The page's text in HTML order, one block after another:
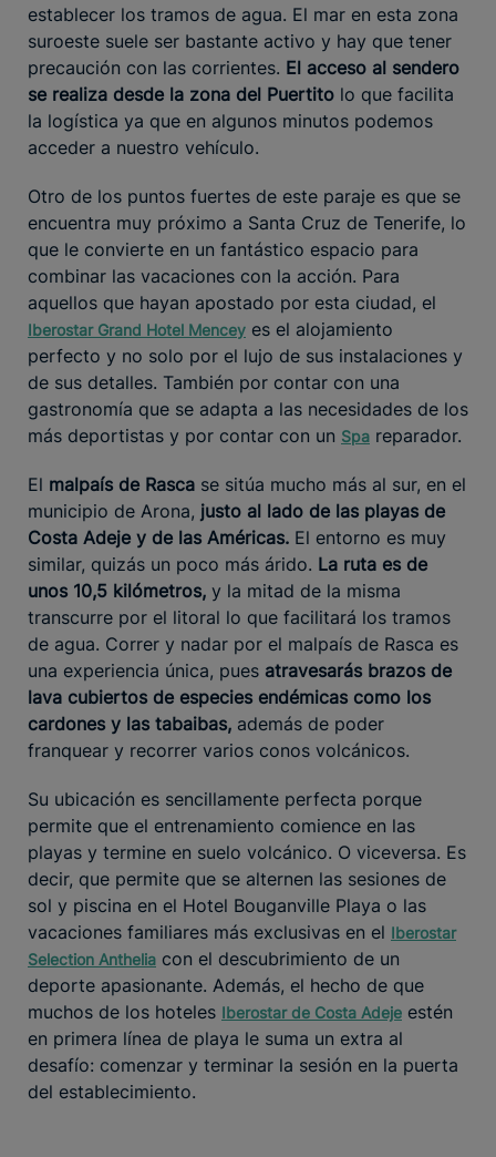
establecer los tramos de agua. El mar en esta zona
suroeste suele ser bastante activo y hay que tener
precaución con las corrientes. El acceso al sendero
se realiza desde la zona del Puertito lo que facilita
la logística ya que en algunos minutos podemos
acceder a nuestro vehículo.
Otro de los puntos fuertes de este paraje es que se
encuentra muy próximo a Santa Cruz de Tenerife, lo
que le convierte en un fantástico espacio para
combinar las vacaciones con la acción. Para
aquellos que hayan apostado por esta ciudad, el
Iberostar Grand Hotel Mencey es el alojamiento
perfecto y no solo por el lujo de sus instalaciones y
de sus detalles. También por contar con una
gastronomía que se adapta a las necesidades de los
más deportistas y por contar con un Spa reparador.
El malpaís de Rasca se sitúa mucho más al sur, en el
municipio de Arona, justo al lado de las playas de
Costa Adeje y de las Américas. El entorno es muy
similar, quizás un poco más árido. La ruta es de
unos 10,5 kilómetros, y la mitad de la misma
transcurre por el litoral lo que facilitará los tramos
de agua. Correr y nadar por el malpaís de Rasca es
una experiencia única, pues atravesarás brazos de
lava cubiertos de especies endémicas como los
cardones y las tabaibas, además de poder
franquear y recorrer varios conos volcánicos.
Su ubicación es sencillamente perfecta porque
permite que el entrenamiento comience en las
playas y termine en suelo volcánico. O viceversa. Es
decir, que permite que se alternen las sesiones de
sol y piscina en el Hotel Bouganville Playa o las
vacaciones familiares más exclusivas en el Iberostar
Selection Anthelia con el descubrimiento de un
deporte apasionante. Además, el hecho de que
muchos de los hoteles Iberostar de Costa Adeje estén
en primera línea de playa le suma un extra al
desafío: comenzar y terminar la sesión en la puerta
del establecimiento.